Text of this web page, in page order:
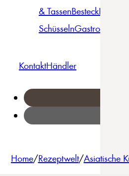
& TassenBesteckBowls &
SchüsselnGastro
KontaktHändler
Home/Rezeptwelt/Asiatische